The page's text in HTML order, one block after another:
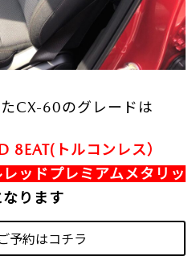
CX-60のグレードは
8EAT(トルコンレス）
レッドプレミアムメタリッ
なります
予約はコチラ